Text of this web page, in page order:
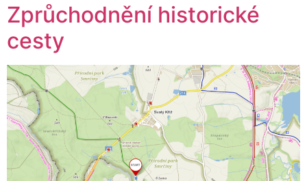
Zprůchodnění historické
cesty